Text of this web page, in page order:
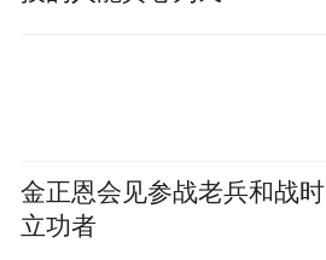
金正恩会见参战老兵和战时
立功者